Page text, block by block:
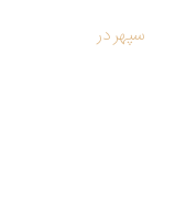
سپهردر